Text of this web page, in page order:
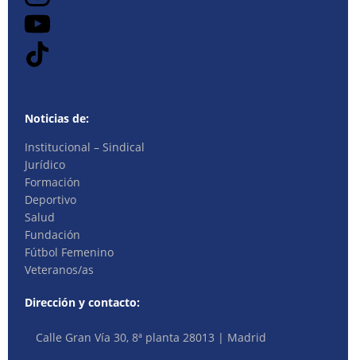
Noticias de:
Institucional – Sindical
Jurídico
Formación
Deportivo
Salud
Fundación
Fútbol Femenino
Veteranos/as
Dirección y contacto:
Calle Gran Vía 30, 8ª planta 28013 | Madrid